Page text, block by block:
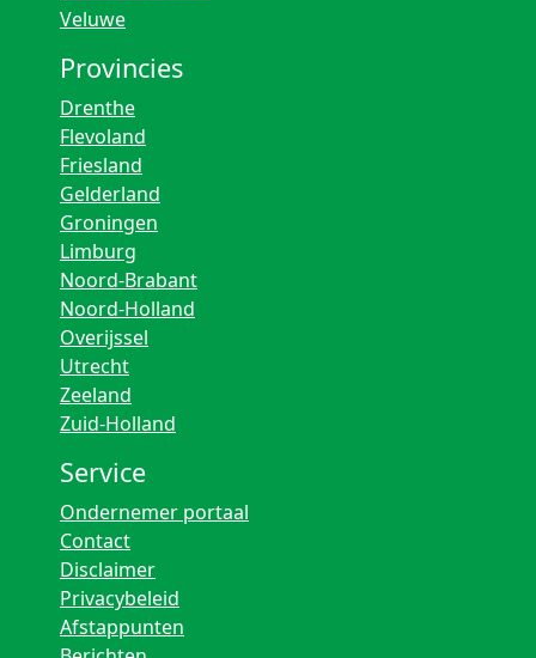
Veluwe
Provincies
Drenthe
Flevoland
Friesland
Gelderland
Groningen
Limburg
Noord-Brabant
Noord-Holland
Overijssel
Utrecht
Zeeland
Zuid-Holland
Service
Ondernemer portaal
Contact
Disclaimer
Privacybeleid
Afstappunten